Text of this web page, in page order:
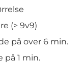
(> 9v9)
på over 6 min.
på 1 min.